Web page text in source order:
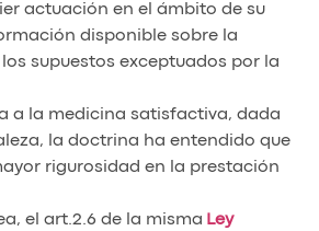
actuación en el ámbito de su
disponible sobre la
supuestos exceptuados por la
a la medicina satisfactiva, dada
la doctrina ha entendido que
rigurosidad en la prestación
el art.2.6 de la misma Ley